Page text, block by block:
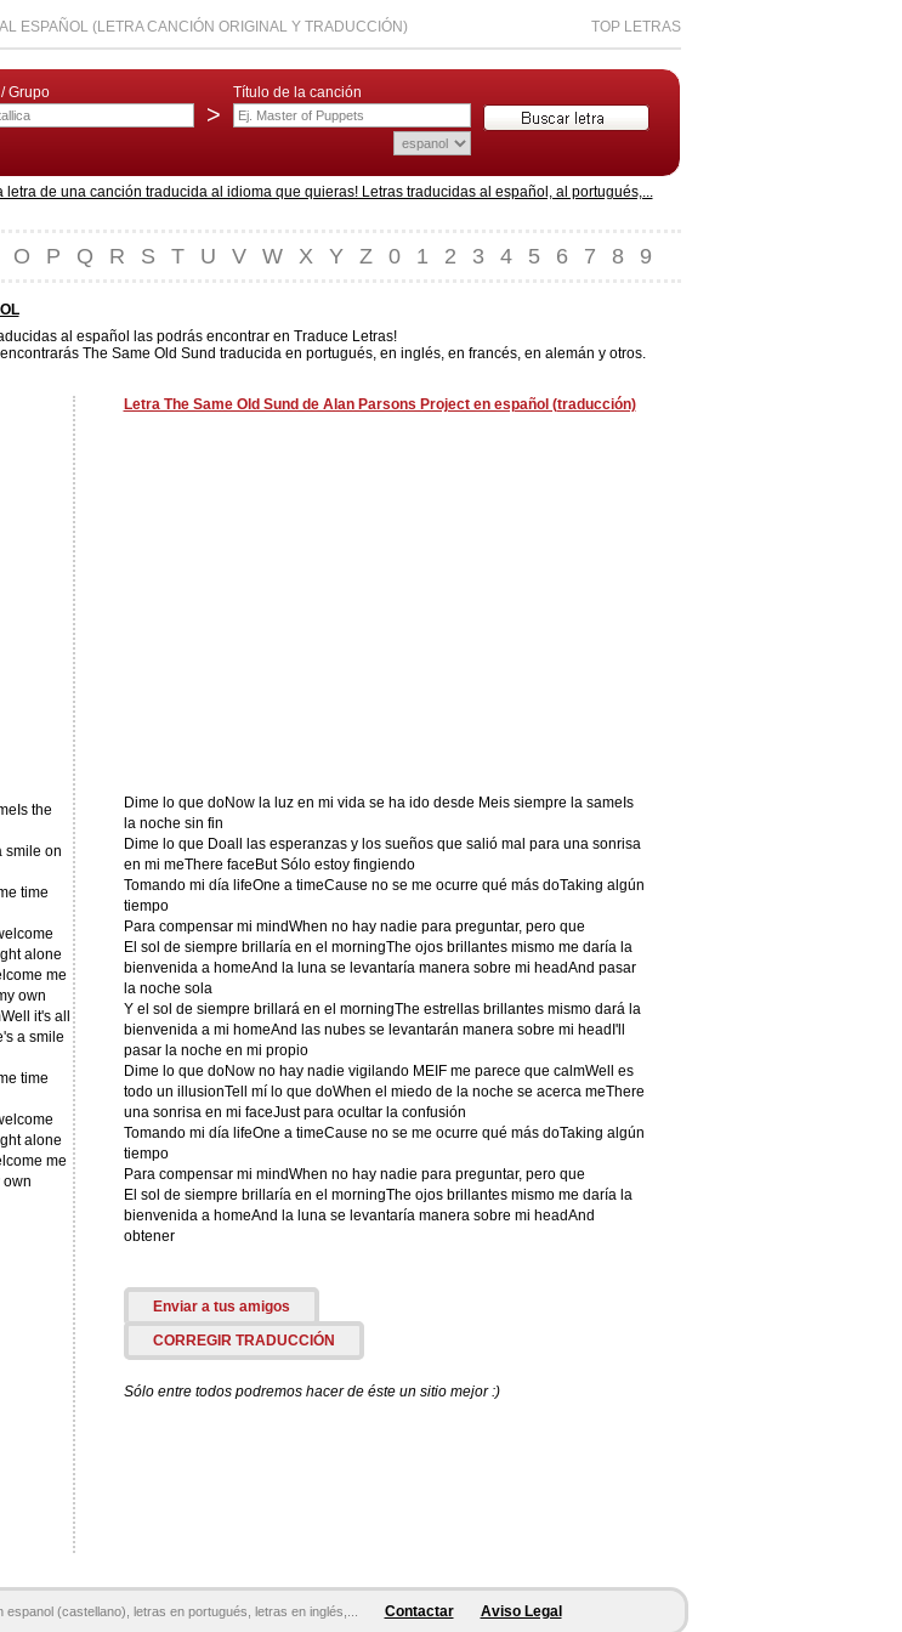
ESPAÑOL (LETRA CANCIÓN ORIGINAL Y TRADUCCIÓN) TOP LETRAS
Grupo
>
Título de la canción
letra de una canción traducida al idioma que quieras! Letras traducidas al español, al portugués,...
O P Q R S T U V W X Y Z 0 1 2 3 4 5 6 7 8 9
al español las podrás encontrar en Traduce Letras!
The Same Old Sund traducida en portugués, en inglés, en francés, en alemán y otros.
the
smile on
time
alone
me
own
it's all
a smile
time
alone
me
own
Letra The Same Old Sund de Alan Parsons Project en español (traducción)
Dime lo que doNow la luz en mi vida se ha ido desde Meis siempre la sameIs
la noche sin fin
Dime lo que Doall las esperanzas y los sueños que salió mal para una sonrisa
en mi meThere faceBut Sólo estoy fingiendo
Tomando mi día lifeOne a timeCause no se me ocurre qué más doTaking algún
tiempo
Para compensar mi mindWhen no hay nadie para preguntar, pero que
El sol de siempre brillaría en el morningThe ojos brillantes mismo me daría la
bienvenida a homeAnd la luna se levantaría manera sobre mi headAnd pasar
la noche sola
Y el sol de siempre brillará en el morningThe estrellas brillantes mismo dará la
bienvenida a mi homeAnd las nubes se levantarán manera sobre mi headI'll
pasar la noche en mi propio
Dime lo que doNow no hay nadie vigilando MEIF me parece que calmWell es
todo un illusionTell mí lo que doWhen el miedo de la noche se acerca meThere
una sonrisa en mi faceJust para ocultar la confusión
Tomando mi día lifeOne a timeCause no se me ocurre qué más doTaking algún
tiempo
Para compensar mi mindWhen no hay nadie para preguntar, pero que
El sol de siempre brillaría en el morningThe ojos brillantes mismo me daría la
bienvenida a homeAnd la luna se levantaría manera sobre mi headAnd
obtener
Enviar a tus amigos
CORREGIR TRADUCCIÓN
Sólo entre todos podremos hacer de éste un sitio mejor :)
(castellano), letras en portugués, letras en inglés,... Contactar Aviso Legal